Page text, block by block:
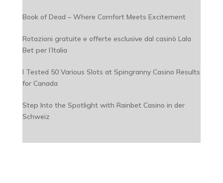
Book of Dead – Where Comfort Meets Excitement
Rotazioni gratuite e offerte esclusive dal casinò Lala
Bet per l’Italia
I Tested 50 Various Slots at Spingranny Casino Results
for Canada
Step Into the Spotlight with Rainbet Casino in der
Schweiz